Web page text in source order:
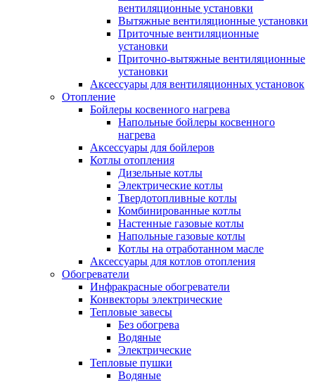
вентиляционные установки
Вытяжные вентиляционные установки
Приточные вентиляционные
установки
Приточно-вытяжные вентиляционные
установки
Аксессуары для вентиляционных установок
Отопление
Бойлеры косвенного нагрева
Напольные бойлеры косвенного
нагрева
Аксессуары для бойлеров
Котлы отопления
Дизельные котлы
Электрические котлы
Твердотопливные котлы
Комбинированные котлы
Настенные газовые котлы
Напольные газовые котлы
Котлы на отработанном масле
Аксессуары для котлов отопления
Обогреватели
Инфракрасные обогреватели
Конвекторы электрические
Тепловые завесы
Без обогрева
Водяные
Электрические
Тепловые пушки
Водяные